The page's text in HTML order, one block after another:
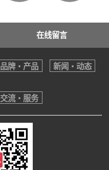
在线留言
品牌・产品 新闻・动态
交流・服务